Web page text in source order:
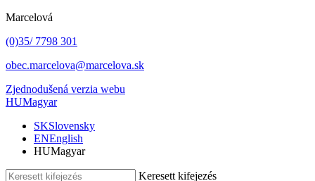
Marcelová
(0)35/ 7798 301
obec.marcelova@marcelova.sk
Zjednodušená verzia webu
HUMagyar
SKSlovensky
ENEnglish
HUMagyar
Keresett kifejezés